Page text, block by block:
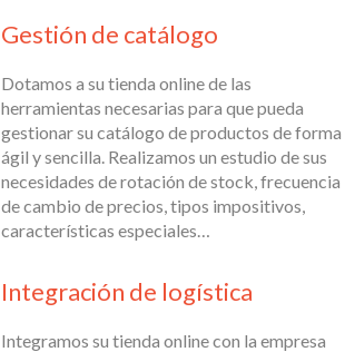
Gestión de catálogo
Dotamos a su tienda online de las
herramientas necesarias para que pueda
gestionar su catálogo de productos de forma
ágil y sencilla. Realizamos un estudio de sus
necesidades de rotación de stock, frecuencia
de cambio de precios, tipos impositivos,
características especiales…
Integración de logística
Integramos su tienda online con la empresa